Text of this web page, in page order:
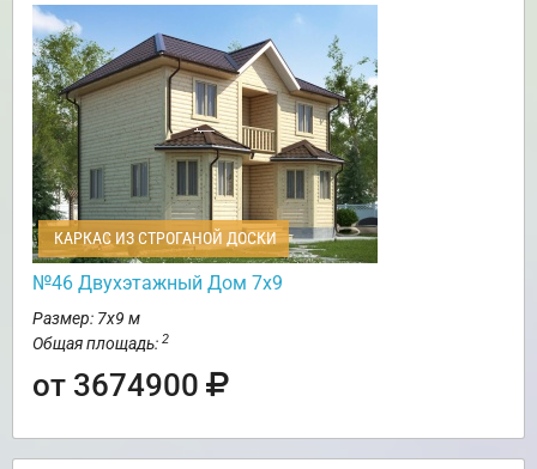
КАРКАС ИЗ СТРОГАНОЙ ДОСКИ
№46 Двухэтажный Дом 7х9
Размер: 7х9 м
Общая площадь: 2
от 3674900